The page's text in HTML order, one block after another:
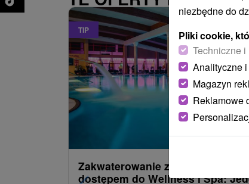
TIP
/
Zakwaterowanie z obiadokolacją i
dostępem do Wellness i Spa:
niezbędne do
Pliki cookie,
Techniczne
Analityczne
Magazyn
Reklamowe